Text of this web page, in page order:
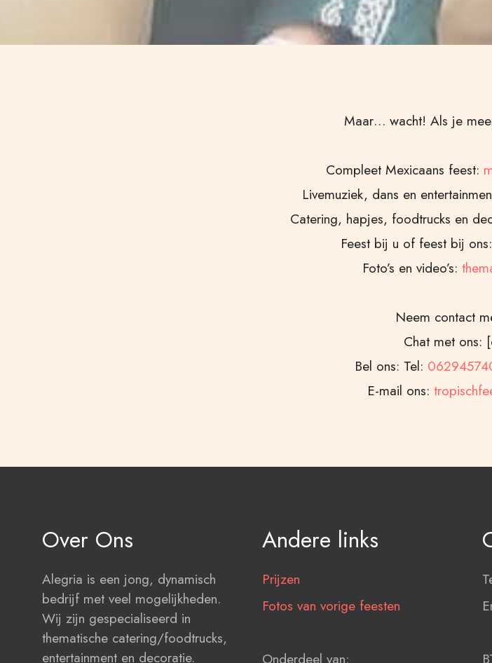
Maar… wacht! Als je
Compleet Mexicaans feest:
Livemuziek, dans en
Catering, hapjes, foodtrucks en
Feest bij u of feest bij ons:
Foto’s en video’s:
Neem contact
Chat met ons:
Bel ons: Tel:
E-mail ons:
Andere links
Prijzen
Fotos van vorige feesten
Onderdeel van:
Over Ons
Alegria is een jong, dynamisch
bedrijf met veel mogelijkheden.
Wij zijn gespecialiseerd in
thematische catering/foodtrucks,
entertainment en decoratie.